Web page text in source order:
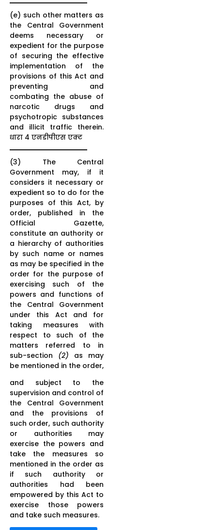
(e) such other matters as
the Central Government
deems necessary or
expedient for the purpose
of securing the effective
implementation of the
provisions of this Act and
preventing and
combating the abuse of
narcotic drugs and
psychotropic substances
and illicit traffic therein.
धारा 4 एनडीपीएस एक्ट
(3) The Central
Government may, if it
considers it necessary or
expedient so to do for the
purposes of this Act, by
order, published in the
Official Gazette,
constitute an authority or
a hierarchy of authorities
by such name or names
as may be specified in the
order for the purpose of
exercising such of the
powers and functions of
the Central Government
under this Act and for
taking measures with
respect to such of the
matters referred to in
sub-section (2) as may
be mentioned in the order,
and subject to the
supervision and control of
the Central Government
and the provisions of
such order, such authority
or authorities may
exercise the powers and
take the measures so
mentioned in the order as
if such authority or
authorities had been
empowered by this Act to
exercise those powers
and take such measures.